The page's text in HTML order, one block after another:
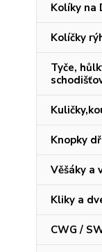
Kolíky na
Kolíčky
Tyče,
Knopky
Věšáky a
Kliky a
CWG /